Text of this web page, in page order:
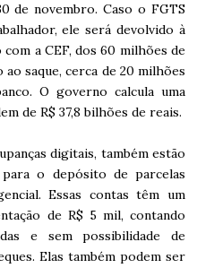
de novembro. Caso o FGTS
ele será devolvido à
a CEF, dos 60 milhões de
saque, cerca de 20 milhões
O governo calcula uma
de R$ 37,8 bilhões de reais.
digitais, também estão
para o depósito de parcelas
Essas contas têm um
de R$ 5 mil, contando
e sem possibilidade de
Elas também podem ser